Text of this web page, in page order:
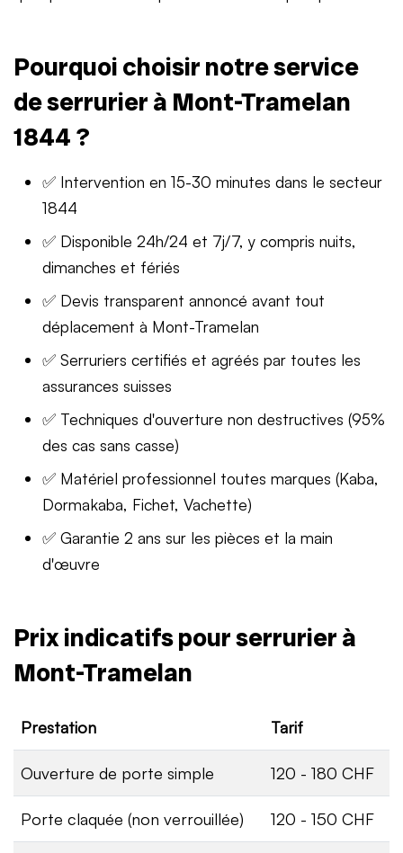
Pourquoi choisir notre service
de serrurier à Mont-Tramelan
1844 ?
✅ Intervention en 15-30 minutes dans le secteur
1844
✅ Disponible 24h/24 et 7j/7, y compris nuits,
dimanches et fériés
✅ Devis transparent annoncé avant tout
déplacement à Mont-Tramelan
✅ Serruriers certifiés et agréés par toutes les
assurances suisses
✅ Techniques d'ouverture non destructives (95%
des cas sans casse)
✅ Matériel professionnel toutes marques (Kaba,
Dormakaba, Fichet, Vachette)
✅ Garantie 2 ans sur les pièces et la main
d'œuvre
Prix indicatifs pour serrurier à
Mont-Tramelan
Prestation Tarif
Ouverture de porte simple 120 - 180 CHF
Porte claquée (non verrouillée) 120 - 150 CHF